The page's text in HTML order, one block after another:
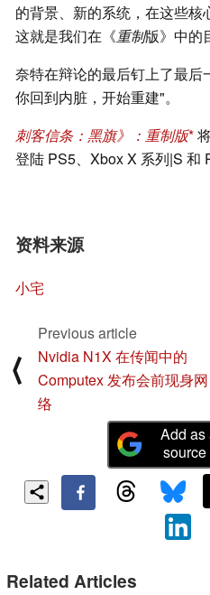
的背景、新的系统，在这些核
这就是我们在《重制版》中的
奈特在辩论的最后钉上了最
你回到内脏，开始重建"。
刺客信条：黑旗》：重制版
登陆 PS5、Xbox X 系列|S 和
资料来源
小宅
⟨
Previous article
Nvidia N1X 在传闻中的
Computex 发布会前现身网
络
Add as
Related Articles